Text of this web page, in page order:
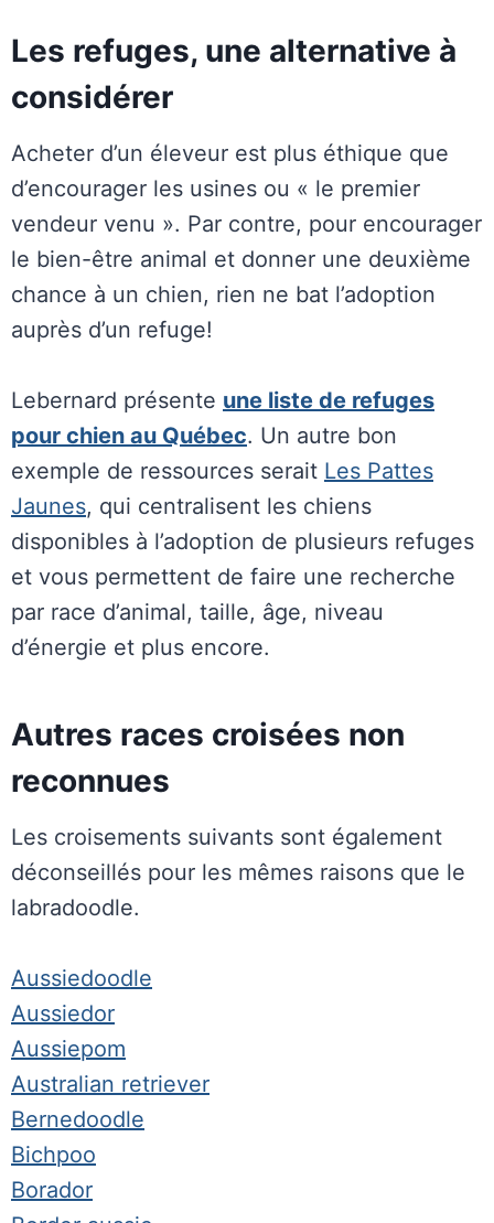
Les refuges, une alternative à
considérer
Acheter d’un éleveur est plus éthique que
d’encourager les usines ou « le premier
vendeur venu ». Par contre, pour encourager
le bien-être animal et donner une deuxième
chance à un chien, rien ne bat l’adoption
auprès d’un refuge!
Lebernard présente une liste de refuges
pour chien au Québec. Un autre bon
exemple de ressources serait Les Pattes
Jaunes, qui centralisent les chiens
disponibles à l’adoption de plusieurs refuges
et vous permettent de faire une recherche
par race d’animal, taille, âge, niveau
d’énergie et plus encore.
Autres races croisées non
reconnues
Les croisements suivants sont également
déconseillés pour les mêmes raisons que le
labradoodle.
Aussiedoodle
Aussiedor
Aussiepom
Australian retriever
Bernedoodle
Bichpoo
Borador